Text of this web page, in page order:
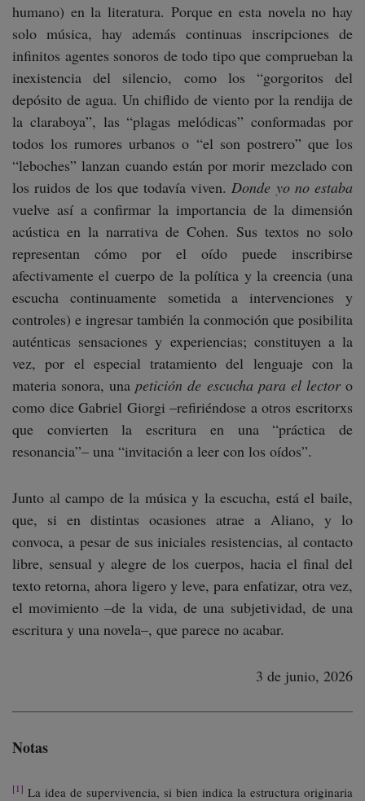
humano) en la literatura. Porque en esta novela no hay
solo música, hay además continuas inscripciones de
infinitos agentes sonoros de todo tipo que comprueban la
inexistencia del silencio, como los “gorgoritos del
depósito de agua. Un chiflido de viento por la rendija de
la claraboya”, las “plagas melódicas” conformadas por
todos los rumores urbanos o “el son postrero” que los
“leboches” lanzan cuando están por morir mezclado con
los ruidos de los que todavía viven.Donde yo no estaba
vuelve así a confirmar la importancia de la dimensión
acústica en la narrativa de Cohen. Sus textos no solo
representan cómo por el oído puede inscribirse
afectivamente el cuerpo de la política y la creencia (una
escucha continuamente sometida a intervenciones y
controles) e ingresar también la conmoción que posibilita
auténticas sensaciones y experiencias; constituyen a la
vez, por el especial tratamiento del lenguaje con la
materia sonora, unapetición de escucha para el lectoro
como dice Gabriel Giorgi –refiriéndose a otros escritorxs
que convierten la escritura en una “práctica de
resonancia”– una “invitación a leer con los oídos”.
Junto al campo de la música y la escucha, está el baile,
que, si en distintas ocasiones atrae a Aliano, y lo
convoca, a pesar de sus iniciales resistencias, al contacto
libre, sensual y alegre de los cuerpos, hacia el final del
texto retorna, ahora ligero y leve, para enfatizar, otra vez,
el movimiento –de la vida, de una subjetividad, de una
escritura y una novela–, que parece no acabar.
3 de junio, 2026
Notas
[1] La idea de supervivencia, si bien indica la estructura originaria